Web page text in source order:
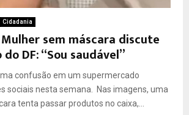
Cidadania
Mulher sem máscara discute
DF: “Sou saudável”
confusão em um supermercado
sociais nesta semana. Nas imagens, uma
tenta passar produtos no caixa,...